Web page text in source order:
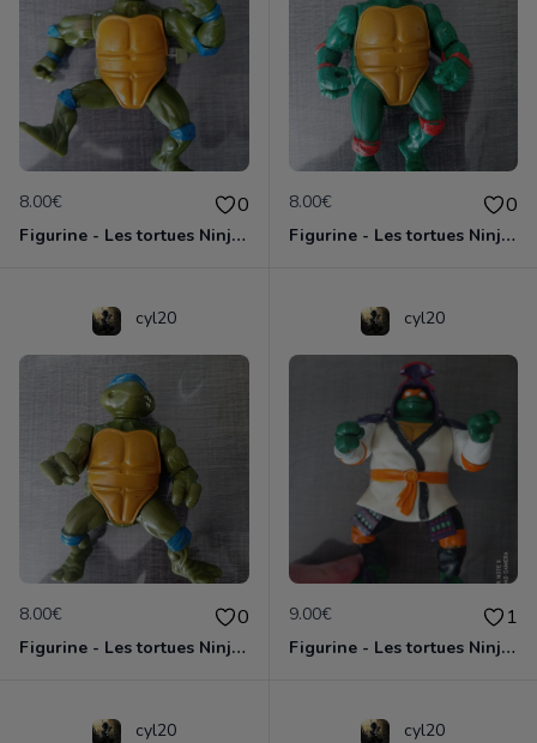
8.00€ 0
Figurine - Les tortues Ninja - Leonardo
8.00€ 0
Figurine - Les tortues Ninja - Michaelangelo
cyl20
8.00€ 0
Figurine - Les tortues Ninja - Leonardo
cyl20
9.00€ 1
Figurine - Les tortues Ninja - Michelangelo
cyl20 cyl20